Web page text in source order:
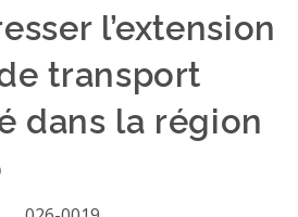
l’extension
transport
dans la région